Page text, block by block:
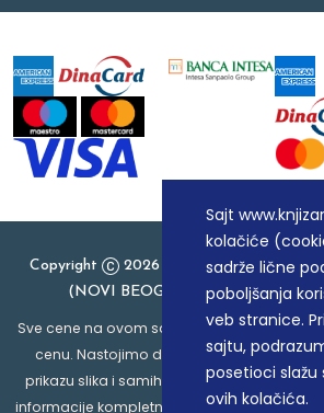
Sajt
kolačiće
sadrže lične
poboljšanja
veb stranice.
sajtu,
posetioci slažu
ovih kolačića.
Copyright
2026 Knjizara.com -
(NOVI BEOGRAD), PIB:
Sve cene na ovom sajtu iskazane su u
cenu. Nastojimo da budemo što precizniji
prikazu slika i samih cena, ali ne možemo
informacije kompletne i bez grešaka. Svi